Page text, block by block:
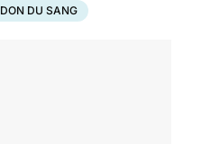
DU SANG